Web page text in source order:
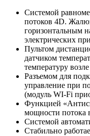
Системой
потоков 4D.
горизонтальным
электрических
Пультом
датчиком
температуру
Разъемом для
управление при
(модуль WI-Fi
Функцией
мощности потока
Системой
Стабильно